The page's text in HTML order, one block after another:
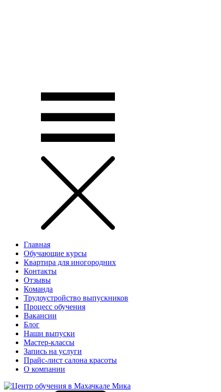
Главная
Обучающие курсы
Квартира для иногородних
Контакты
Отзывы
Команда
Трудоустройство выпускников
Процесс обучения
Вакансии
Блог
Наши выпуски
Мастер-классы
Запись на услуги
Прайс-лист салона красоты
О компании